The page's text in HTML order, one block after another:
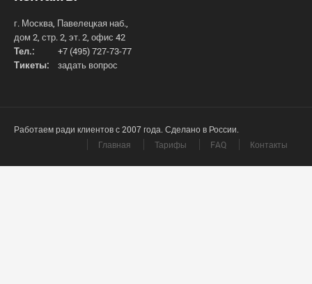
г. Москва, Павелецкая наб.,
дом 2, стр. 2, эт. 2, офис 42
Тел.:
+7 (495) 727-73-77
Тикеты:
задать вопрос
Работаем ради клиентов с 2007 года. Сделано в России.
Главная
Тарифы FAQ Контакты